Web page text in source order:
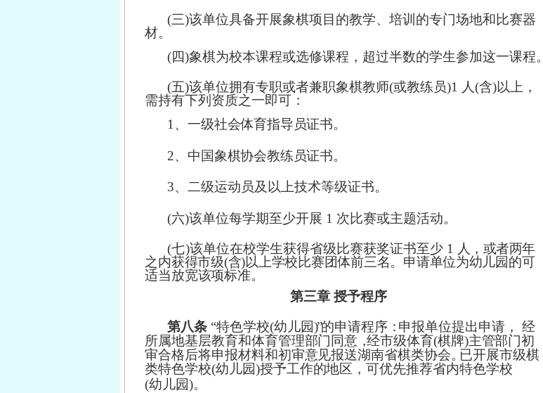
(三)该单位具备开展象棋项目的教学、培训的专门场地和比赛器
材。
(四)象棋为校本课程或选修课程，超过半数的学生参加这一课程。
(五)该单位拥有专职或者兼职象棋教师(或教练员)1 人(含)以上，
需持有下列资质之一即可：
1 、一级社会体育指导员证书。
2、中国象棋协会教练员证书。
3、二级运动员及以上技术等级证书。
(六)该单位每学期至少开展 1 次比赛或主题活动。
(七)该单位在校学生获得省级比赛获奖证书至少 1 人，或者两年
之内获得市级(含)以上学校比赛团体前三名。申请单位为幼儿园的可
适当放宽该项标准。
第三章 授予程序
第八条 “特色学校(幼儿园)”的申请程序： 申报单位提出申请，
经
所属地基层教育和体育管理部门同意 ，经市级体育(棋牌)主管部门初
审合格后将申报材料和初审意见报送湖南省棋类协会。 已开展市级棋
类特色学校(幼儿园)授予工作的地区 ，可优先推荐省内特色学校
(幼儿园)。